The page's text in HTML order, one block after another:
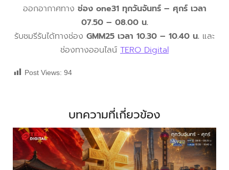
ออกอากาศทาง ช่อง one31 ทุกวันจันทร์ – ศุกร์ เวลา
07.50 – 08.00 น.
รับชมรีรันได้ทางช่อง GMM25 เวลา 10.30 – 10.40 น. และ
ช่องทางออนไลน์ TERO Digital
Post Views: 94
บทความที่เกี่ยวข้อง